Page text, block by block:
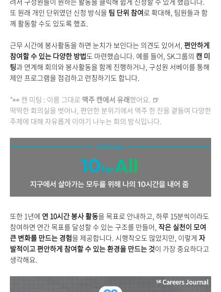
또 원래 개인 단위였던 신청 방식을 팀 단위 참여로 확대해, 팀원들과 함
께 활동할 수도 있도록 했죠.
근무 시간에 봉사활동을 하면 눈치가 보인다는 의견도 있어서, 편안하게
참여할 수 있는 다양한 방법도 마련했습니다. 예를 들어, SK그룹의 캔 미
팅과 연계해 회의와 봉사활동을 함께 진행하거나, 구성원 서베이를 통해
제안 프로그램을 점검하고 런칭하기도 합니다.
*👀 캔 미팅 : 이름 그대로 맥주 캔에서 유래했어요. 🍺
딱딱한 회의실을 벗어나, 편안한 분위기에서 맥주 한 잔을 곁들여 다양한
주제에 대해 자유롭게 이야기 나누는 회의 방식입니다.
또한 1년에 연 10시간 봉사 활동을 목표로 안내하고, 하루 15분씩이라도
참여하면 연간 목표를 달성할 수 있는 구조를 만들어, 작은 실천이 모여
큰 변화를 만드는 경험을 제공합니다. 시행착오도 많았지만, 이렇게 자
발적이고 편안하게 참여할 수 있는 환경을 만드는 것이 가장 중요하다고
생각해요.